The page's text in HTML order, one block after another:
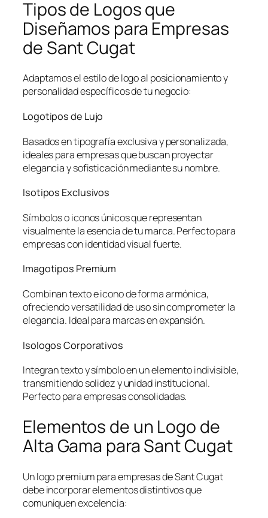
Tipos de Logos que
Diseñamos para Empresas
de Sant Cugat
Adaptamos el estilo de logo al posicionamiento y
personalidad específicos de tu negocio:
Logotipos de Lujo
Basados en tipografía exclusiva y personalizada,
ideales para empresas que buscan proyectar
elegancia y sofisticación mediante su nombre.
Isotipos Exclusivos
Símbolos o iconos únicos que representan
visualmente la esencia de tu marca. Perfecto para
empresas con identidad visual fuerte.
Imagotipos Premium
Combinan texto e icono de forma armónica,
ofreciendo versatilidad de uso sin comprometer la
elegancia. Ideal para marcas en expansión.
Isologos Corporativos
Integran texto y símbolo en un elemento indivisible,
transmitiendo solidez y unidad institucional.
Perfecto para empresas consolidadas.
Elementos de un Logo de
Alta Gama para Sant Cugat
Un logo premium para empresas de Sant Cugat
debe incorporar elementos distintivos que
comuniquen excelencia: